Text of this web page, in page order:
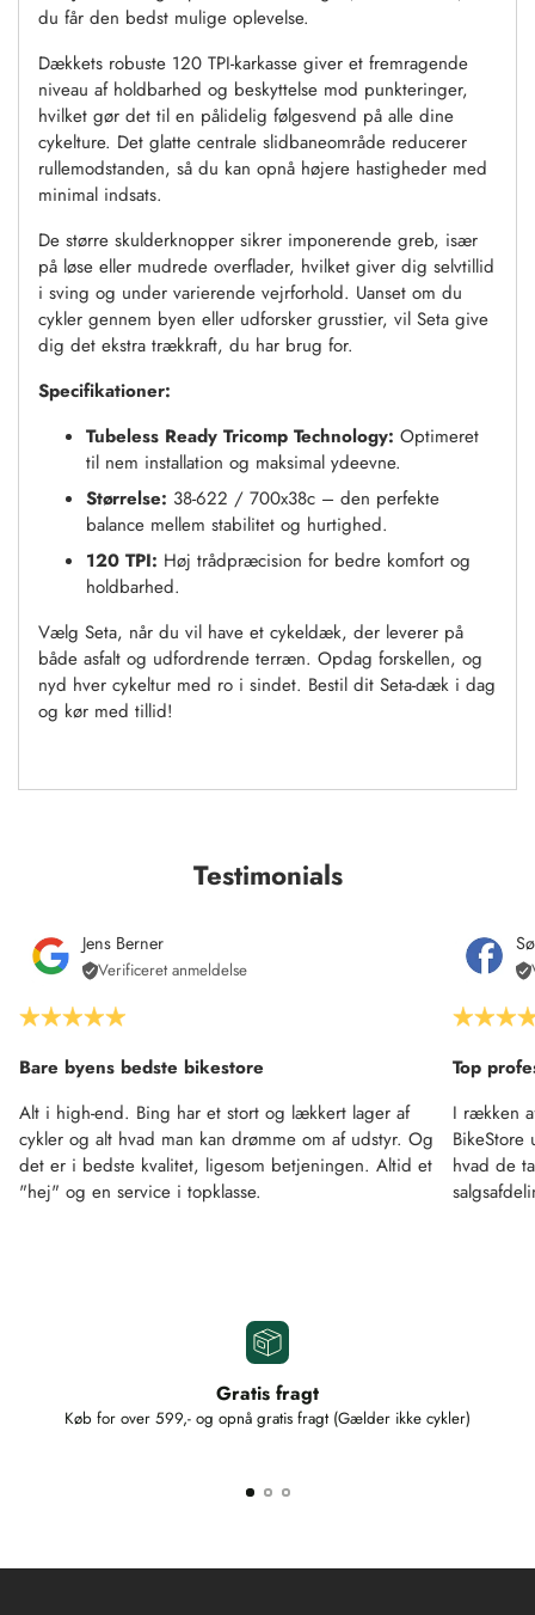
du får den bedst mulige oplevelse.
Dækkets robuste 120 TPI-karkasse giver et fremragende
niveau af holdbarhed og beskyttelse mod punkteringer,
hvilket gør det til en pålidelig følgesvend på alle dine
cykelture. Det glatte centrale slidbaneområde reducerer
rullemodstanden, så du kan opnå højere hastigheder med
minimal indsats.
De større skulderknopper sikrer imponerende greb, især
på løse eller mudrede overflader, hvilket giver dig selvtillid
i sving og under varierende vejrforhold. Uanset om du
cykler gennem byen eller udforsker grusstier, vil Seta give
dig det ekstra trækkraft, du har brug for.
Specifikationer:
Tubeless Ready Tricomp Technology: Optimeret
til nem installation og maksimal ydeevne.
Størrelse: 38-622 / 700x38c – den perfekte
balance mellem stabilitet og hurtighed.
120 TPI: Høj trådpræcision for bedre komfort og
holdbarhed.
Vælg Seta, når du vil have et cykeldæk, der leverer på
både asfalt og udfordrende terræn. Opdag forskellen, og
nyd hver cykeltur med ro i sindet. Bestil dit Seta-dæk i dag
og kør med tillid!
Testimonials
Jens Berner
Verificeret anmeldelse
Bare byens bedste bikestore
Alt i high-end. Bing har et stort og lækkert lager af
cykler og alt hvad man kan drømme om af udstyr. Og
det er i bedste kvalitet, ligesom betjeningen. Altid et
"hej" og en service i topklasse.
Top
I rækken
hvad de
Gratis fragt
Køb for over 599,- og opnå gratis fragt (Gælder ikke cykler)